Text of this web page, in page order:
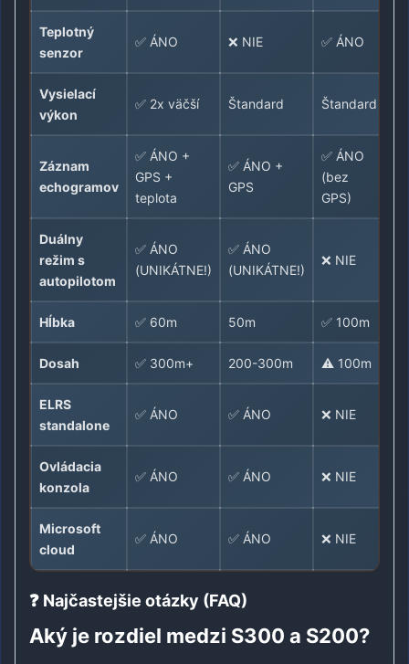
Teplotný
senzor
✅ ÁNO ❌ NIE ✅ ÁNO
Vysielací
výkon
✅ 2x väčší Štandard Štandard
Záznam
echogramov
✅ ÁNO +
GPS +
teplota
✅ ÁNO +
GPS
✅ ÁNO
(bez
GPS)
Duálny
režim s
autopilotom
✅ ÁNO
(UNIKÁTNE!)
✅ ÁNO
(UNIKÁTNE!)
❌ NIE
Hĺbka ✅ 60m 50m ✅ 100m
Dosah ✅ 300m+ 200-300m ⚠️ 100m
ELRS
standalone
✅ ÁNO ✅ ÁNO ❌ NIE
Ovládacia
konzola
✅ ÁNO ✅ ÁNO ❌ NIE
Microsoft
cloud
✅ ÁNO ✅ ÁNO ❌ NIE
❓ Najčastejšie otázky (FAQ)
Aký je rozdiel medzi S300 a S200?